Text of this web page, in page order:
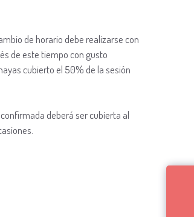
de horario debe realizarse con
de este tiempo con gusto
cubierto el 50% de la sesión
deberá ser cubierta al